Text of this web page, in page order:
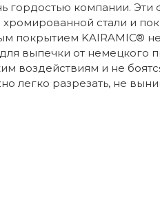
гордостью компании.
стали и
покрытием KAIRAMIC®
выпечки от немецкого
воздействиям и не
легко разрезать, не